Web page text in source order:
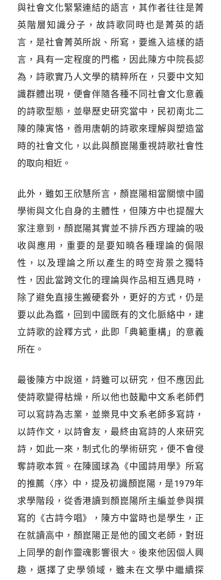
與社會文化緊緊連結的語言，其作者往往是菁
英階層知識分子，故詩歌同時也是菁英的語
言，是社會菁英所說、所寫，要進入這樣的語
言，具有一定程度的門檻，因此陳方中院長認
為，詩歌實乃人文學的精粹所在，只要中文知
識群體出現，便會伴隨各種不同社會文化意義
的詩歌型態，並舉歷史研究當中，民初南北二
陳的陳寅恪，善用唐朝的詩歌來理解與塑造當
時的社會文化，以此與顏崑陽重視詩歌社會性
的取向相近。
此外，雖如王欣慧所言，顏崑陽相當關懷中國
學術與文化自身的主體性，但陳方中也提醒大
家注意到，顏崑陽其實並不排斥西方理論的吸
收與應用，重要的是要知曉各種理論的侷限
性，以及理論之所以產生的時空背景之獨特
性，因此當跨文化的理論與作品相互遇見時，
除了避免直接生搬硬套外，更好的方式，仍是
要以此為鑑，回到中國既有的文化脈絡中，建
立詩歌的詮釋方式，此即「典範重構」的意義
所在。
最後陳方中說道，詩雖可以研究，但不應因此
使詩歌變得枯燥，所以他也鼓勵中文系老師們
可以寫詩為志業，並樂見中文系老師多寫詩，
以詩作文，以詩會友，最終由寫詩的人來研究
詩，如此一來，制式化的學術研究，便不會侵
奪詩歌本質。在陳國球為《中國詩用學》所寫
的推薦〈序〉中，提及初識顏崑陽，是1979年
求學階段，從香港讀到顏崑陽所主編並參與撰
寫的《古詩今唱》，陳方中當時也是學生，正
在就讀高中，顏崑陽正是他的國文老師，對班
上同學的創作靈魂影響很大。後來他因個人興
趣，選擇了史學領域，雖未在文學中繼續探